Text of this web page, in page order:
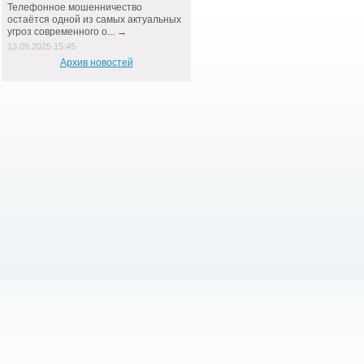
Телефонное мошенничество
остаётся одной из самых актуальных
угроз современного о... →
13.09.2025 15:45
Архив новостей